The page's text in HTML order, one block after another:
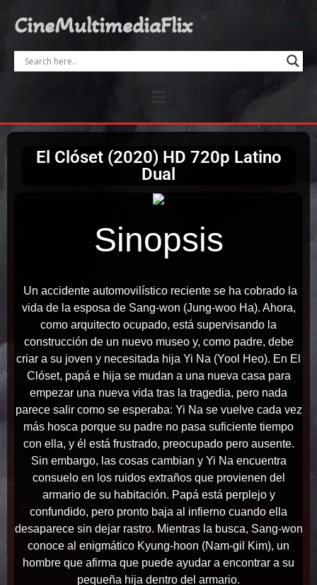
CineMultimediaFlix
El Clóset (2020) HD 720p Latino
Dual
Sinopsis
Un accidente automovilístico reciente se ha cobrado la
vida de la esposa de Sang-won (Jung-woo Ha). Ahora,
como arquitecto ocupado, está supervisando la
construcción de un nuevo museo y, como padre, debe
criar a su joven y necesitada hija Yi Na (Yool Heo). En El
Clóset, papá e hija se mudan a una nueva casa para
empezar una nueva vida tras la tragedia, pero nada
parece salir como se esperaba: Yi Na se vuelve cada vez
más hosca porque su padre no pasa suficiente tiempo
con ella, y él está frustrado, preocupado pero ausente.
Sin embargo, las cosas cambian y Yi Na encuentra
consuelo en los ruidos extraños que provienen del
armario de su habitación. Papá está perplejo y
confundido, pero pronto baja al infierno cuando ella
desaparece sin dejar rastro. Mientras la busca, Sang-won
conoce al enigmático Kyung-hoon (Nam-gil Kim), un
hombre que afirma que puede ayudar a encontrar a su
pequeña hija dentro del armario.